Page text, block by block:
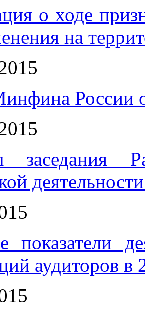
о ходе
на
России
заседания
показатели
аудиторов в